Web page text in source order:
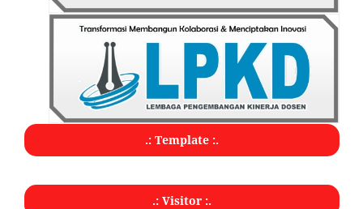
.: Template :.
.: Visitor :.